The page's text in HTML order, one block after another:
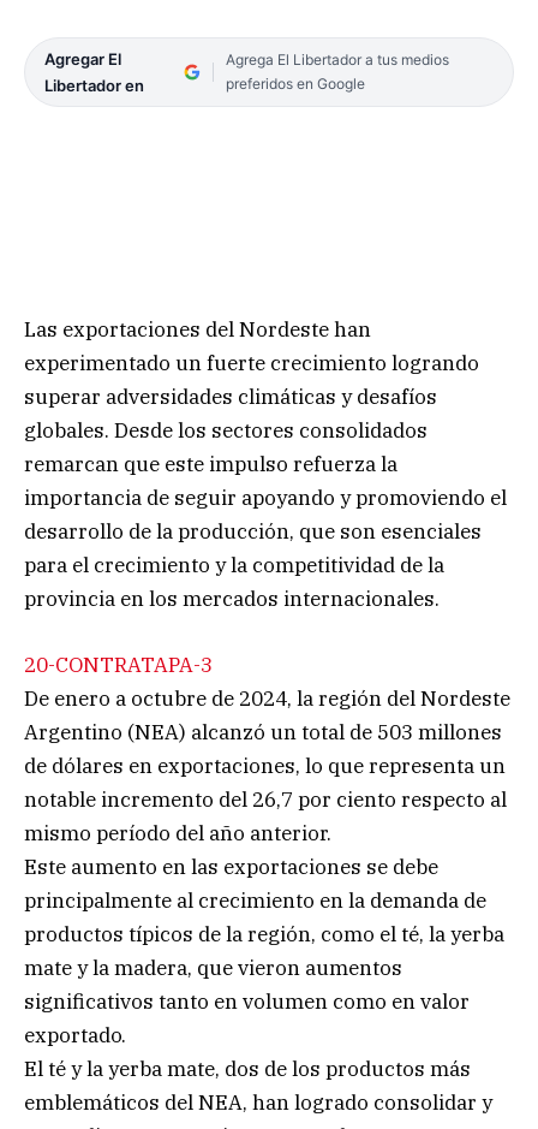
Agregar El
Libertador en
Agrega El Libertador a tus medios
preferidos en Google
Las exportaciones del Nordeste han
experimentado un fuerte crecimiento logrando
superar adversidades climáticas y desafíos
globales. Desde los sectores consolidados
remarcan que este impulso refuerza la
importancia de seguir apoyando y promoviendo el
desarrollo de la producción, que son esenciales
para el crecimiento y la competitividad de la
provincia en los mercados internacionales.
20-CONTRATAPA-3
De enero a octubre de 2024, la región del Nordeste
Argentino (NEA) alcanzó un total de 503 millones
de dólares en exportaciones, lo que representa un
notable incremento del 26,7 por ciento respecto al
mismo período del año anterior.
Este aumento en las exportaciones se debe
principalmente al crecimiento en la demanda de
productos típicos de la región, como el té, la yerba
mate y la madera, que vieron aumentos
significativos tanto en volumen como en valor
exportado.
El té y la yerba mate, dos de los productos más
emblemáticos del NEA, han logrado consolidar y